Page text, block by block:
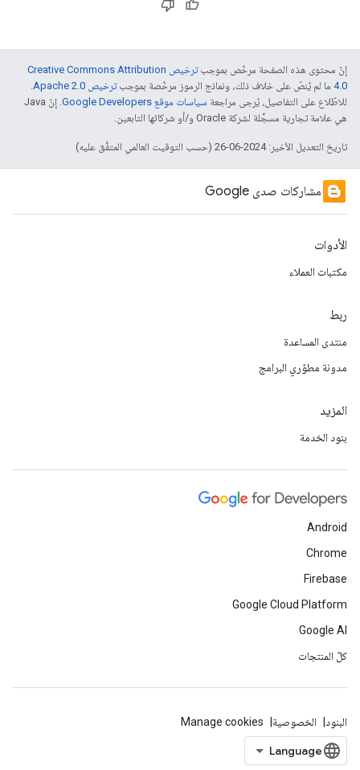
إنّ محتوى هذه الصفحة مرخّص بموجب
ترخيص Creative Commons Attribution
4.0‏ ما لم يُنصّ على خلاف ذلك، ونماذج الرموز مرخّصة بموجبترخيص Apache 2.0‏
.
للاطّلاع على التفاصيل، يُرجى مراجعة سياسات موقع Google Developers‏
. إنّ Java
هي علامة تجارية مسجَّلة لشركة Oracle و/أو شركائها التابعين.
تاريخ التعديل الأخير: 2024-06-26 (حسب التوقيت العالمي المتفَّق عليه)
مشاركات صدى Google
الأدوات
مكتبات العملاء
ربط
منتدى المساعدة
مدونة مطوّري البرامج
المزيد
بنود الخدمة
Android
Chrome
Firebase
Google Cloud Platform
Google AI
كلّ المنتجات
البنود الخصوصية Manage cookies